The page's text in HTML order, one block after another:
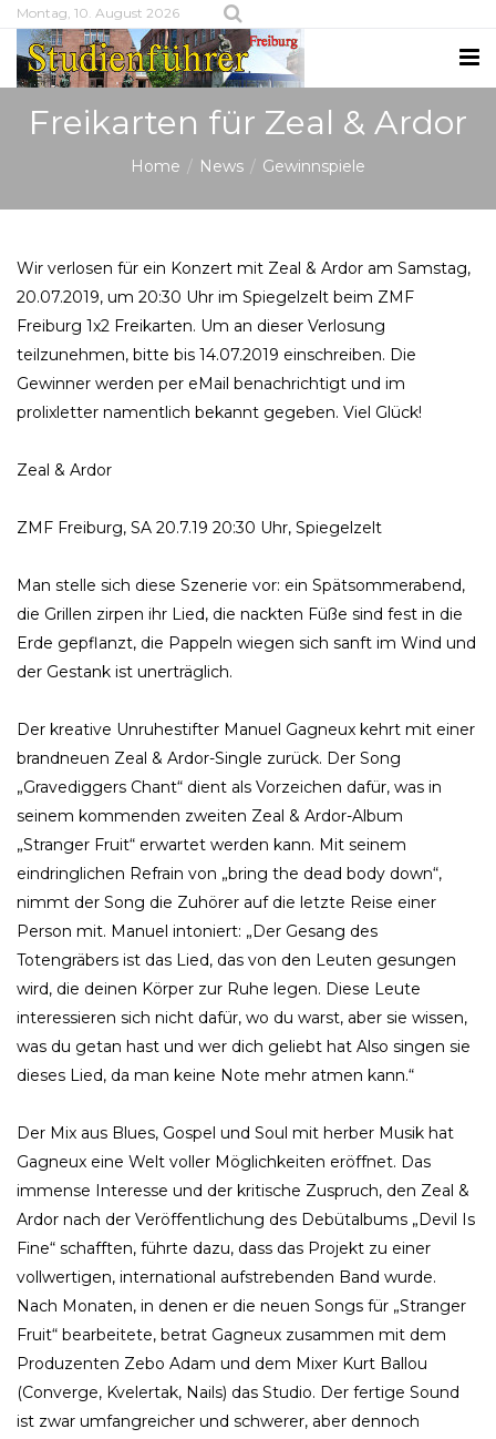
Montag, 10. August 2026
Freikarten für Zeal & Ardor
Home News Gewinnspiele
Wir verlosen für ein Konzert mit Zeal & Ardor am Samstag,
20.07.2019, um 20:30 Uhr im Spiegelzelt beim ZMF
Freiburg 1x2 Freikarten. Um an dieser Verlosung
teilzunehmen, bitte bis 14.07.2019 einschreiben. Die
Gewinner werden per eMail benachrichtigt und im
prolixletter namentlich bekannt gegeben. Viel Glück!
Zeal & Ardor
ZMF Freiburg, SA 20.7.19 20:30 Uhr, Spiegelzelt
Man stelle sich diese Szenerie vor: ein Spätsommerabend,
die Grillen zirpen ihr Lied, die nackten Füße sind fest in die
Erde gepflanzt, die Pappeln wiegen sich sanft im Wind und
der Gestank ist unerträglich.
Der kreative Unruhestifter Manuel Gagneux kehrt mit einer
brandneuen Zeal & Ardor-Single zurück. Der Song
„Gravediggers Chant“ dient als Vorzeichen dafür, was in
seinem kommenden zweiten Zeal & Ardor-Album
„Stranger Fruit“ erwartet werden kann. Mit seinem
eindringlichen Refrain von „bring the dead body down“,
nimmt der Song die Zuhörer auf die letzte Reise einer
Person mit. Manuel intoniert: „Der Gesang des
Totengräbers ist das Lied, das von den Leuten gesungen
wird, die deinen Körper zur Ruhe legen. Diese Leute
interessieren sich nicht dafür, wo du warst, aber sie wissen,
was du getan hast und wer dich geliebt hat Also singen sie
dieses Lied, da man keine Note mehr atmen kann.“
Der Mix aus Blues, Gospel und Soul mit herber Musik hat
Gagneux eine Welt voller Möglichkeiten eröffnet. Das
immense Interesse und der kritische Zuspruch, den Zeal &
Ardor nach der Veröffentlichung des Debütalbums „Devil Is
Fine“ schafften, führte dazu, dass das Projekt zu einer
vollwertigen, international aufstrebenden Band wurde.
Nach Monaten, in denen er die neuen Songs für „Stranger
Fruit“ bearbeitete, betrat Gagneux zusammen mit dem
Produzenten Zebo Adam und dem Mixer Kurt Ballou
(Converge, Kvelertak, Nails) das Studio. Der fertige Sound
ist zwar umfangreicher und schwerer, aber dennoch